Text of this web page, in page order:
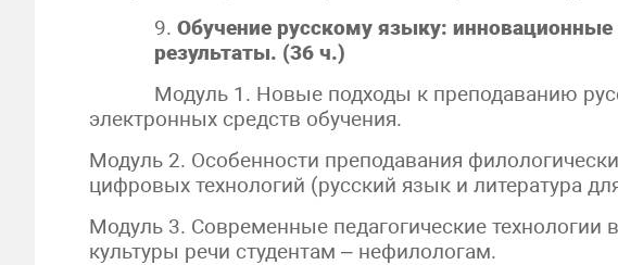
9. Обучение русскому языку: инновационные
результаты. (36 ч.)
Модуль 1. Новые подходы к преподаванию
электронных средств обучения.
Модуль 2. Особенности преподавания
цифровых технологий (русский язык и литература
Модуль 3. Современные педагогические технологии
культуры речи студентам – нефилологам.